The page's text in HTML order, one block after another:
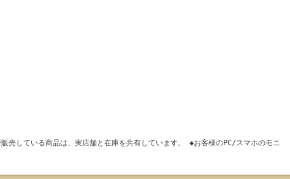
売している商品は、実店舗と在庫を共有しています。 ◆お客様のPC/スマホのモニ